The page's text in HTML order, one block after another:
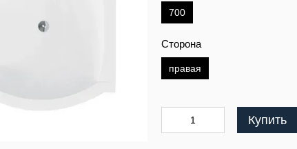
700
Сторона
правая
Купить